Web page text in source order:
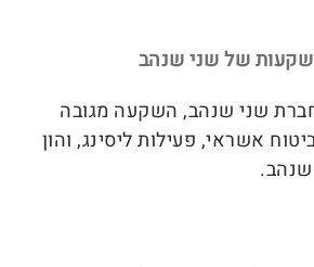
של שני שנהב
חברת שני שנהב, השקעה מגובה
אשראי, פעילות ליסינג, והון